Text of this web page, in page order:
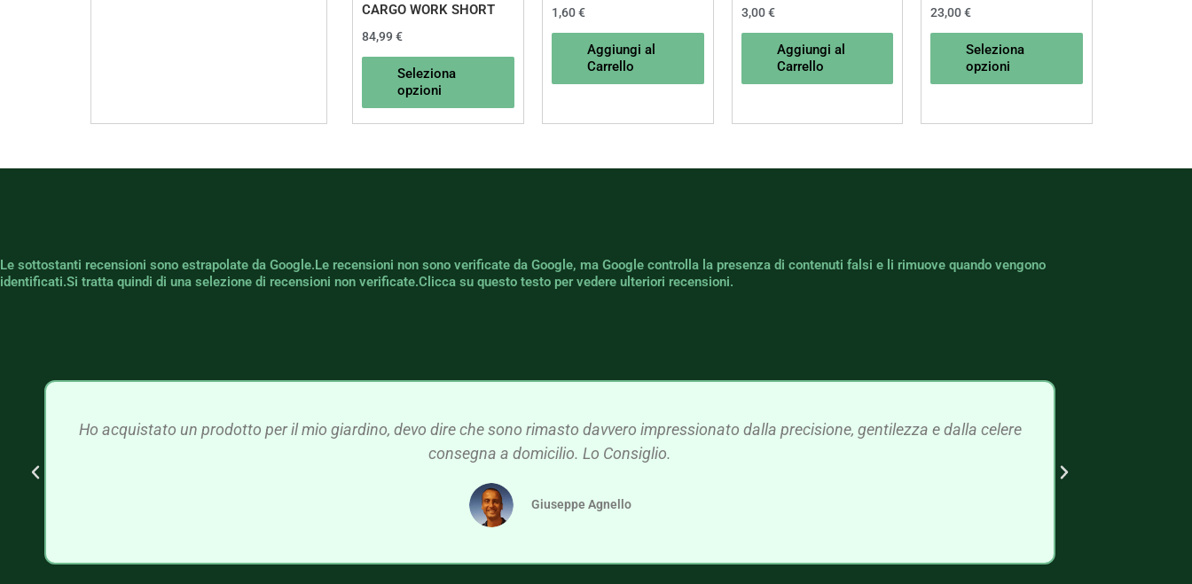
CARGO WORK SHORT
84,99 €
Seleziona
opzioni
pagina
1,60€
Aggiungi al
Carrello
3,00€
Aggiungi al
Carrello
23,00€
Seleziona
opzioni
nella
Le sottostanti recensioni sono estrapolate da Google.Le recensioni non sono verificate da Google, ma Google controlla la presenza di contenuti falsi e li rimuove quando vengono
identificati.Si tratta quindi di una selezione di recensioni non verificate.Clicca su questo testo per vedere ulteriori recensioni.
Ho acquistato un prodotto per il mio giardino, devo dire che sono rimasto davvero impressionato dalla precisione, gentilezza e dalla celere
consegna a domicilio. Lo Consiglio.
Giuseppe Agnello